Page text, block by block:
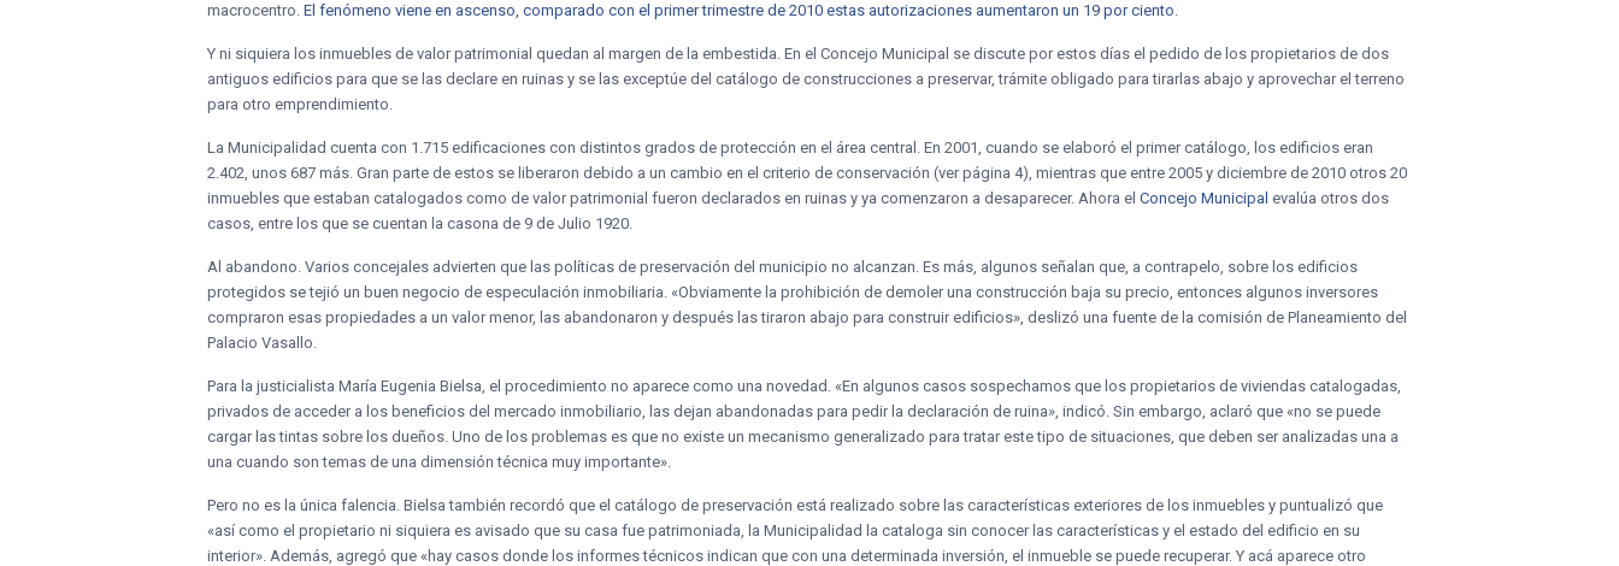
macrocentro.El fenómeno viene en ascenso, comparado con el primer trimestre de 2010 estas autorizaciones aumentaron un 19 por ciento.
Y ni siquiera los inmuebles de valor patrimonial quedan al margen de la embestida. En el Concejo Municipal se discute por estos días el pedido de los propietarios de dos
antiguos edificios para que se las declare en ruinas y se las exceptúe del catálogo de construcciones a preservar, trámite obligado para tirarlas abajo y aprovechar el terreno
para otro emprendimiento.
La Municipalidad cuenta con 1.715 edificaciones con distintos grados de protección en el área central. En 2001, cuando se elaboró el primer catálogo, los edificios eran
2.402, unos 687 más. Gran parte de estos se liberaron debido a un cambio en el criterio de conservación (ver página 4), mientras que entre 2005 y diciembre de 2010 otros 20
inmuebles que estaban catalogados como de valor patrimonial fueron declarados en ruinas y ya comenzaron a desaparecer. Ahora elConcejo Municipal evalúa otros dos
casos, entre los que se cuentan la casona de 9 de Julio 1920.
Al abandono. Varios concejales advierten que las políticas de preservación del municipio no alcanzan. Es más, algunos señalan que, a contrapelo, sobre los edificios
protegidos se tejió un buen negocio de especulación inmobiliaria. «Obviamente la prohibición de demoler una construcción baja su precio, entonces algunos inversores
compraron esas propiedades a un valor menor, las abandonaron y después las tiraron abajo para construir edificios», deslizó una fuente de la comisión de Planeamiento del
Palacio Vasallo.
Para la justicialista María Eugenia Bielsa, el procedimiento no aparece como una novedad. «En algunos casos sospechamos que los propietarios de viviendas catalogadas,
privados de acceder a los beneficios del mercado inmobiliario, las dejan abandonadas para pedir la declaración de ruina», indicó. Sin embargo, aclaró que «no se puede
cargar las tintas sobre los dueños. Uno de los problemas es que no existe un mecanismo generalizado para tratar este tipo de situaciones, que deben ser analizadas una a
una cuando son temas de una dimensión técnica muy importante».
Pero no es la única falencia. Bielsa también recordó que el catálogo de preservación está realizado sobre las características exteriores de los inmuebles y puntualizó que
«así como el propietario ni siquiera es avisado que su casa fue patrimoniada, la Municipalidad la cataloga sin conocer las características y el estado del edificio en su
interior». Además, agregó que «hay casos donde los informes técnicos indican que con una determinada inversión, el inmueble se puede recuperar. Y acá aparece otro